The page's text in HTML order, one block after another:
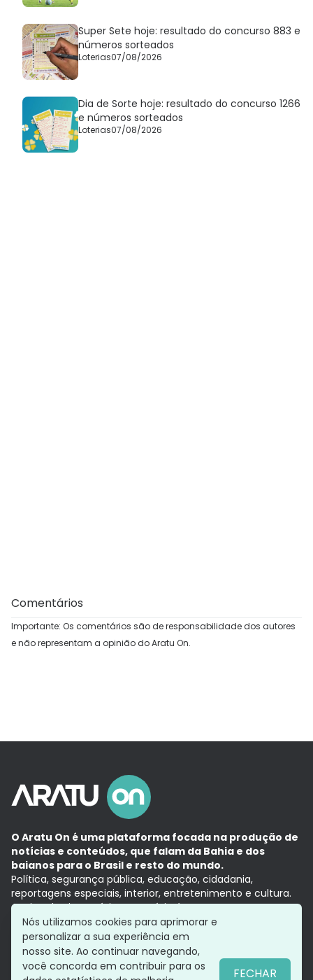
Super Sete hoje: resultado do concurso 883 e
números sorteados
Loterias07/08/2026
Dia de Sorte hoje: resultado do concurso 1266
e números sorteados
Loterias07/08/2026
Comentários
Importante: Os comentários são de responsabilidade dos autores
e não representam a opinião do Aratu On.
O Aratu On é uma plataforma focada na produção de
notícias e conteúdos, que falam da Bahia e dos
baianos para o Brasil e resto do mundo.
Política, segurança pública, educação, cidadania,
reportagens especiais, interior, entretenimento e cultura.
Aqui, tudo vira notícia e a notícia é no tempo presente,
com a credibilidade do Grupo Aratu.
Grupo Aratu
Política de privacidade
Nós utilizamos cookies para aprimorar e
personalizar a sua experiência em
nosso site. Ao continuar navegando,
você concorda em contribuir para os
FECHAR